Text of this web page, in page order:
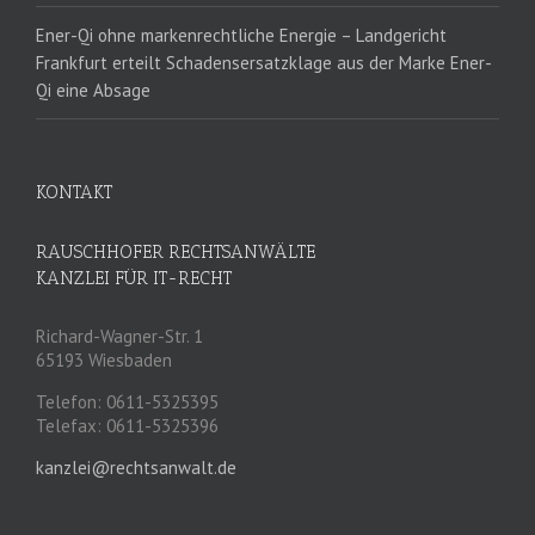
Ener-Qi ohne markenrechtliche Energie – Landgericht
Frankfurt erteilt Schadensersatzklage aus der Marke Ener-
Qi eine Absage
KONTAKT
RAUSCHHOFER RECHTSANWÄLTE
KANZLEI FÜR IT-RECHT
Richard-Wagner-Str. 1
65193 Wiesbaden
Telefon: 0611-5325395
Telefax: 0611-5325396
kanzlei@rechtsanwalt.de